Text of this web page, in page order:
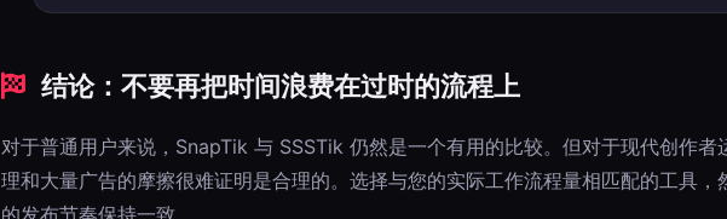
结论：不要再把时间浪费在过时的流程上
对于普通用户来说，SnapTik 与 SSSTik 仍然是一个有用的比较。但对于现代创作者
理和大量广告的摩擦很难证明是合理的。选择与您的实际工作流程量相匹配的工具，
的发布节奏保持一致。